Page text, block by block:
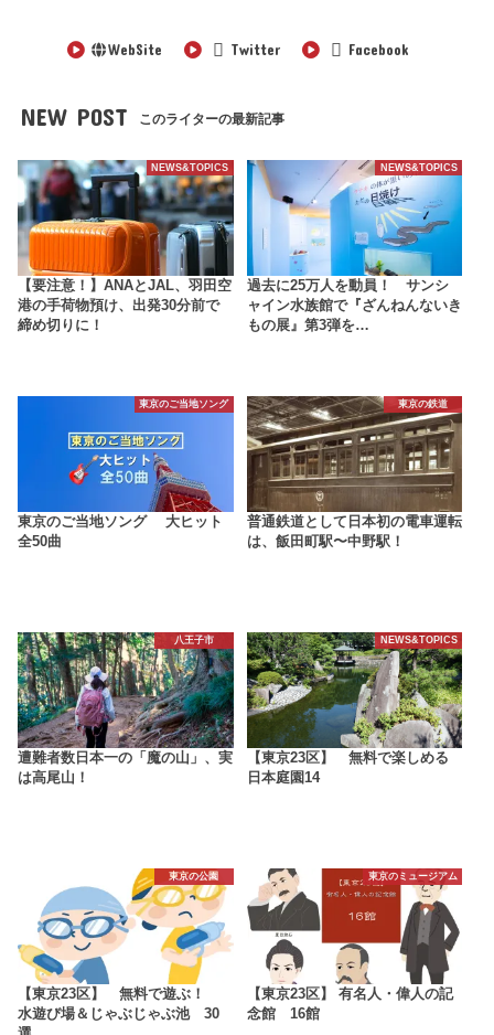
WebSite Twitter Facebook
NEW POST このライターの最新記事
NEWS&TOPICS
【要注意！】ANAとJAL、羽田空
港の手荷物預け、出発30分前で
締め切りに！
NEWS&TOPICS
過去に25万人を動員！ サンシ
ャイン水族館で『ざんねんないき
もの展』第3弾を…
東京のご当地ソング
東京のご当地ソング 大ヒット
全50曲
東京の鉄道
普通鉄道として日本初の電車運転
は、飯田町駅〜中野駅！
八王子市
遭難者数日本一の「魔の山」、実
は高尾山！
NEWS&TOPICS
【東京23区】 無料で楽しめる
日本庭園14
東京の公園
【東京23区】 無料で遊ぶ！
水遊び場＆じゃぶじゃぶ池 30
東京のミュージアム
【東京23区】 有名人・偉人の記
念館 16館